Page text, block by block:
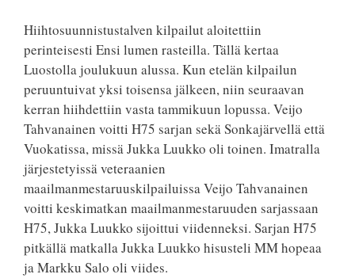
Hiihtosuunnistustalven kilpailut aloitettiin
perinteisesti Ensi lumen rasteilla. Tällä kertaa
Luostolla joulukuun alussa. Kun etelän kilpailun
peruuntuivat yksi toisensa jälkeen, niin seuraavan
kerran hiihdettiin vasta tammikuun lopussa. Veijo
Tahvanainen voitti H75 sarjan sekä Sonkajärvellä että
Vuokatissa, missä Jukka Luukko oli toinen. Imatralla
järjestetyissä veteraanien
maailmanmestaruuskilpailuissa Veijo Tahvanainen
voitti keskimatkan maailmanmestaruuden sarjassaan
H75, Jukka Luukko sijoittui viidenneksi. Sarjan H75
pitkällä matkalla Jukka Luukko hisusteli MM hopeaa
ja Markku Salo oli viides.